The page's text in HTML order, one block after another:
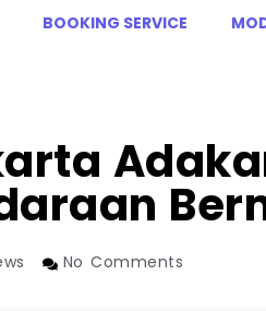
BOOKING SERVICE
No Comments